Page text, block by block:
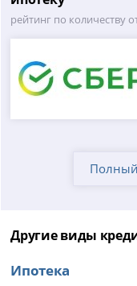
рейтинг по количеству
Полный
Другие виды
Ипотека